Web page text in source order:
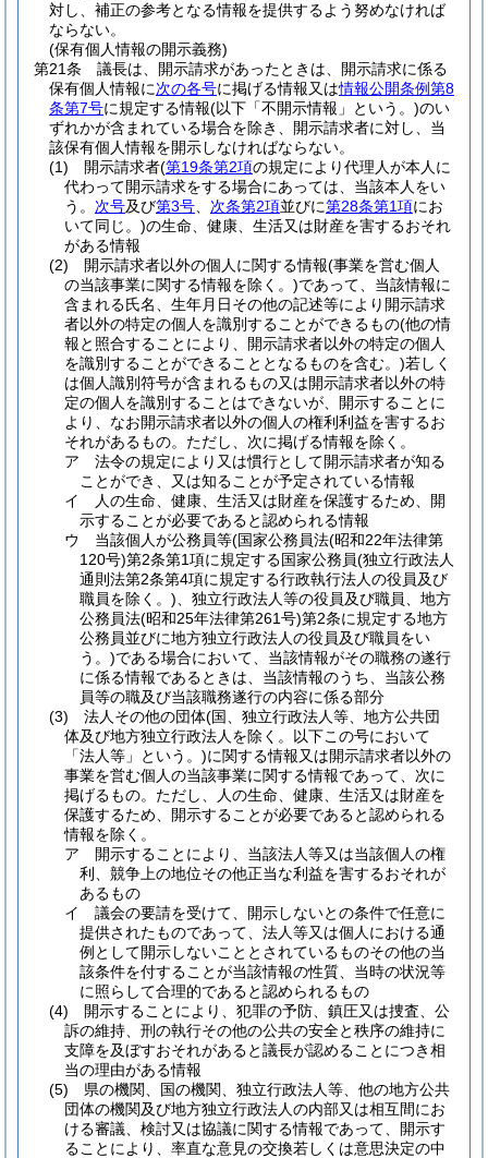
対し、補正の参考となる情報を提供するよう努めなければ
ならない。
(保有個人情報の開示義務)
第21条
議長は、開示請求があったときは、開示請求に係る
保有個人情報に次の各号に掲げる情報又は情報公開条例第8
条第7号に規定する情報(以下「不開示情報」という。)のい
ずれかが含まれている場合を除き、開示請求者に対し、当
該保有個人情報を開示しなければならない。
(1)
開示請求者(第19条第2項の規定により代理人が本人に
代わって開示請求をする場合にあっては、当該本人をい
う。 次号及び第3号 次条第2項並びに第28条第1項にお
いて同じ。)の生命、健康、生活又は財産を害するおそれ
がある情報
(2)
開示請求者以外の個人に関する情報(事業を営む個人
の当該事業に関する情報を除く。)であって、当該情報に
含まれる氏名、生年月日その他の記述等により開示請求
者以外の特定の個人を識別することができるもの(他の情
報と照合することにより、開示請求者以外の特定の個人
を識別することができることとなるものを含む。)若しく
は個人識別符号が含まれるもの又は開示請求者以外の特
定の個人を識別することはできないが、開示することに
より、なお開示請求者以外の個人の権利利益を害するお
それがあるもの。 ただし、次に掲げる情報を除く。
ア
法令の規定により又は慣行として開示請求者が知る
ことができ、又は知ることが予定されている情報
イ
人の生命、健康、生活又は財産を保護するため、開
示することが必要であると認められる情報
ウ
当該個人が公務員等(国家公務員法(昭和22年法律第
120号)第2条第1項に規定する国家公務員(独立行政法人
通則法第2条第4項に規定する行政執行法人の役員及び
職員を除く。) 、独立行政法人等の役員及び職員、地方
公務員法(昭和25年法律第261号)第2条に規定する地方
公務員並びに地方独立行政法人の役員及び職員をい
う。)である場合において、当該情報がその職務の遂行
に係る情報であるときは、当該情報のうち、当該公務
員等の職及び当該職務遂行の内容に係る部分
(3)
法人その他の団体(国、独立行政法人等、地方公共団
体及び地方独立行政法人を除く。以下この号において
「法人等」という。)に関する情報又は開示請求者以外の
事業を営む個人の当該事業に関する情報であって、次に
掲げるもの。 ただし、人の生命、健康、生活又は財産を
保護するため、開示することが必要であると認められる
情報を除く。
ア
開示することにより、当該法人等又は当該個人の権
利、競争上の地位その他正当な利益を害するおそれが
あるもの
イ
議会の要請を受けて、開示しないとの条件で任意に
提供されたものであって、法人等又は個人における通
例として開示しないこととされているものその他の当
該条件を付することが当該情報の性質、当時の状況等
に照らして合理的であると認められるもの
(4)
開示することにより、犯罪の予防、鎮圧又は捜査、公
訴の維持、刑の執行その他の公共の安全と秩序の維持に
支障を及ぼすおそれがあると議長が認めることにつき相
当の理由がある情報
(5)
県の機関、国の機関、独立行政法人等、他の地方公共
団体の機関及び地方独立行政法人の内部又は相互間にお
ける審議、検討又は協議に関する情報であって、開示す
ることにより、率直な意見の交換若しくは意思決定の中